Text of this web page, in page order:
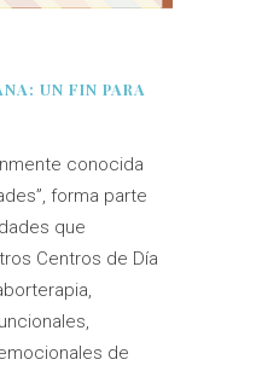
UN FIN PARA
conocida
forma parte
que
Centros de Día
de